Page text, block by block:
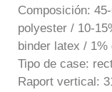
Composición:
polyester / 10-
binder latex / 1%
Tipo de case:
Raport vertical: